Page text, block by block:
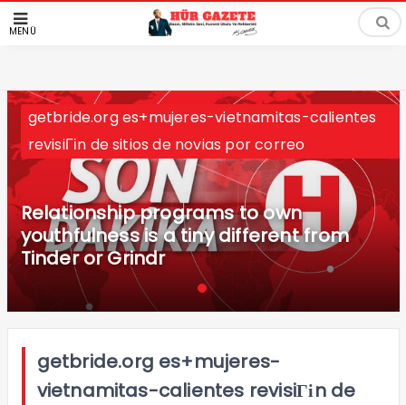
MENÜ
getbride.org es+mujeres-vietnamitas-calientes
revisiГіn de sitios de novias por correo
Relationship programs to own
youthfulness is a tiny different from
Tinder or Grindr
getbride.org es+mujeres-
vietnamitas-calientes revisiГіn de